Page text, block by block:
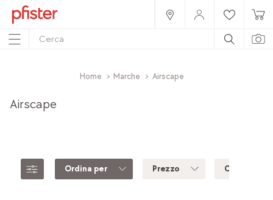
Home Marche Airscape
Airscape
Ordina per Prezzo Colore